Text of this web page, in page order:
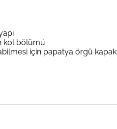
kol bölümü
için papatya örgü kapak